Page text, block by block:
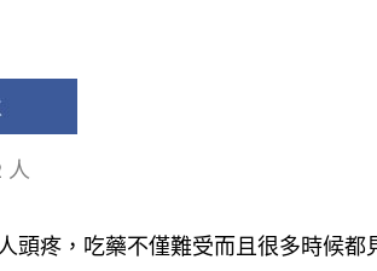
人
頭疼，吃藥不僅難受而且很多時候都